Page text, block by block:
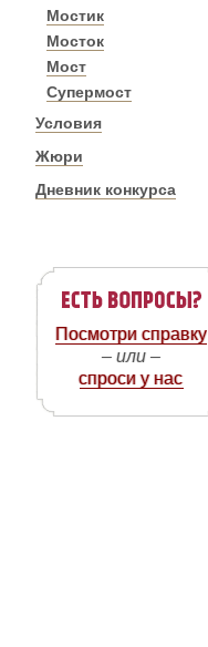
Мостик
Мосток
Мост
Супермост
Условия
Жюри
Дневник конкурса
Посмотри справку
– или –
спроси у нас